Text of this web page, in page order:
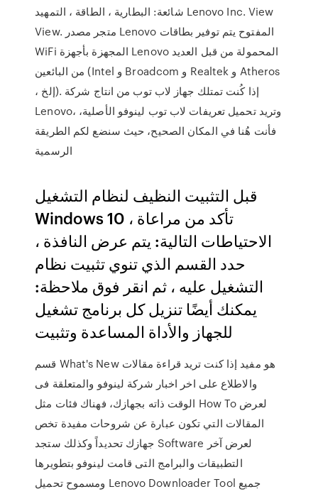
شائعة: البطارية ، الطاقة ، التمهيد Lenovo Inc. View
View. متجر مصدر Lenovo المفتوح يتم توفير بطاقات
WiFi المجهزة بأجهزة Lenovo المحمولة من قبل العديد
من البائعين (Intel و Broadcom و Realtek و Atheros
، إلخ). إذا كُنت تمتلك جهاز لاب توب من انتاج شركة
Lenovo، وتريد تحميل تعريفات لاب توب لينوفو الأصلية،
فأنت هُنا في المكان الصحيح، حيث سنضع لكم الطريقة
الرسمية
قبل التثبيت النظيف لنظام التشغيل
Windows 10 ، تأكد من مراعاة
الاحتياطات التالية: يتم عرض النافذة ،
حدد القسم الذي تنوي تثبيت نظام
التشغيل عليه ، ثم انقر فوق ملاحظة:
يمكنك أيضًا تنزيل كل برنامج تشغيل
للجهاز والأداة المساعدة وتثبيت
قسم What's New هو مفيد إذا كنت تريد قراءة مقالات
والاطلاع على اخر اخبار شركة لينوفو والمتعلقة فى
الوقت ذاته بجهازك، فهناك فئات مثل How To لعرض
المقالات التي تكون عبارة عن شروحات مفيدة تخص
جهازك تحديداً وكذلك ستجد Software لعرض آخر
التطبيقات والبرامج التى قامت لينوفو بتطويرها
ومسموح تحميل Lenovo Downloader Tool جميع